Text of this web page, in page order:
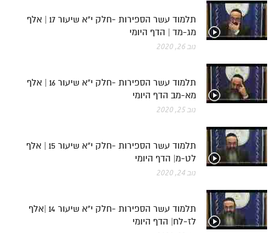
תלמוד עשר הספירות -חלק י"א שיעור 17 | אלף
מג-מד | הדף היומי
נוב 26, 2020
תלמוד עשר הספירות -חלק י"א שיעור 16 | אלף
מא-מב הדף היומי
נוב 25, 2020
תלמוד עשר הספירות -חלק י"א שיעור 15 | אלף
לט-מ| הדף היומי
נוב 24, 2020
תלמוד עשר הספירות -חלק י"א שיעור 14 |אלף
לז-לח| הדף היומי